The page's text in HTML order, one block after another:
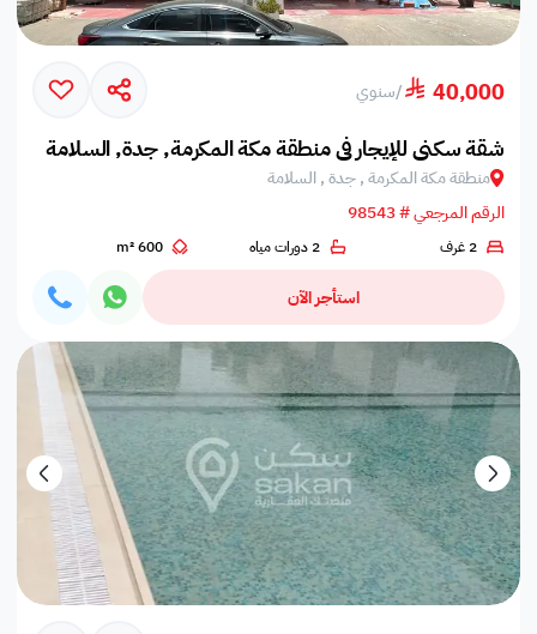
40,000
/سنوي
شقة سكني للإيجار في منطقة مكة المكرمة, جدة, السلامة
منطقة مكة المكرمة , جدة , السلامة
الرقم المرجعي # 98543
2 غرف 2 دورات مياه 600 m²
استأجر الآن